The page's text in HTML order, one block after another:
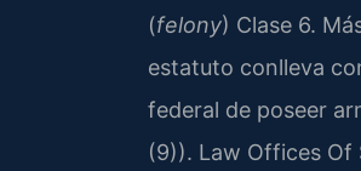
(felony) Clase 6.
estatuto conlleva
federal de poseer
(9)). Law Offices Of